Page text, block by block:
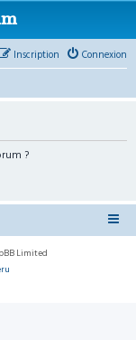
Connexion
Inscription
?
Limited